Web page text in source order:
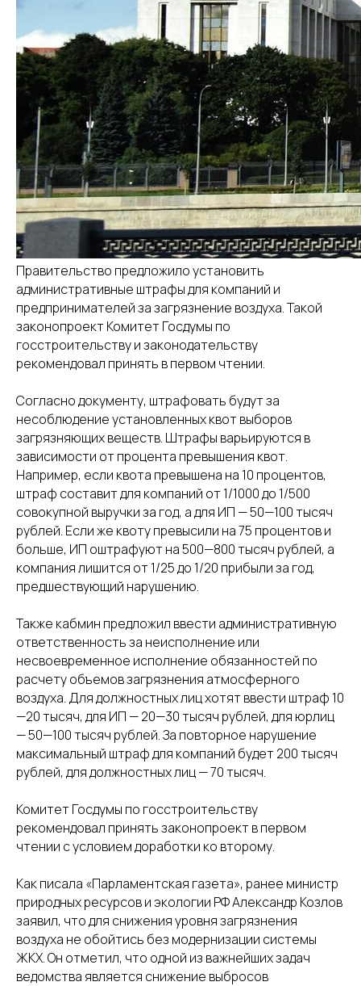
Правительство предложило установить
административные штрафы для компаний и
предпринимателей за загрязнение воздуха. Такой
законопроект Комитет Госдумы по
госстроительству и законодательству
рекомендовал принять в первом чтении.
Согласно документу, штрафовать будут за
несоблюдение установленных квот выборов
загрязняющих веществ. Штрафы варьируются в
зависимости от процента превышения квот.
Например, если квота превышена на 10 процентов,
штраф составит для компаний от 1/1000 до 1/500
совокупной выручки за год, а для ИП — 50—100 тысяч
рублей. Если же квоту превысили на 75 процентов и
больше, ИП оштрафуют на 500—800 тысяч рублей, а
компания лишится от 1/25 до 1/20 прибыли за год,
предшествующий нарушению.
Также кабмин предложил ввести административную
ответственность за неисполнение или
несвоевременное исполнение обязанностей по
расчету объемов загрязнения атмосферного
воздуха. Для должностных лиц хотят ввести штраф 10
—20 тысяч, для ИП — 20—30 тысяч рублей, для юрлиц
— 50—100 тысяч рублей. За повторное нарушение
максимальный штраф для компаний будет 200 тысяч
рублей, для должностных лиц — 70 тысяч.
Комитет Госдумы по госстроительству
рекомендовал принять законопроект в первом
чтении с условием доработки ко второму.
Как писала «Парламентская газета», ранее министр
природных ресурсов и экологии РФ Александр Козлов
заявил, что для снижения уровня загрязнения
воздуха не обойтись без модернизации системы
ЖКХ. Он отметил, что одной из важнейших задач
ведомства является снижение выбросов